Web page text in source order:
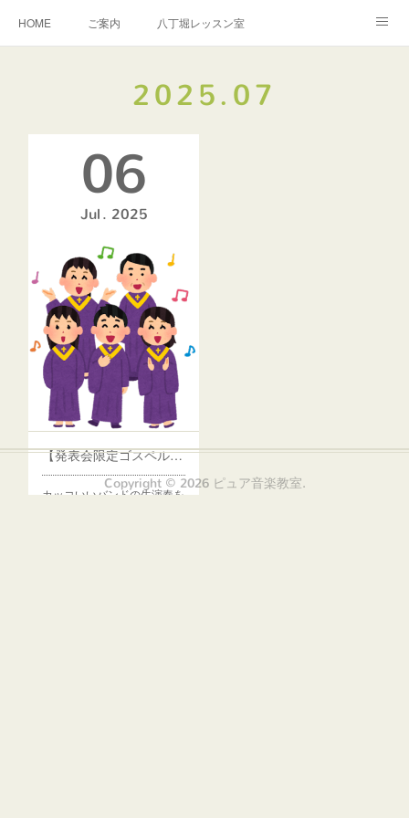
HOME ご案内 八丁堀レッスン室
2025. 07
06
Jul 2025
【発表会限定ゴスペル・クワイア メンバー募集】
カッコいいバンドの生演奏を
Copyright © 2026 ピュア音楽教室.